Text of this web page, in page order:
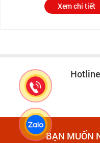
Xem chi tiết
Hotline
BẠN MUỐN